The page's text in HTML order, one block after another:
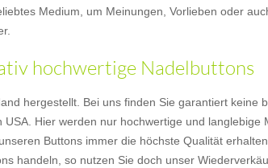
Medium, um Meinungen, Vorlieben oder
hochwertige Nadelbuttons
hergestellt. Bei uns finden Sie garantiert keine
Hier werden nur hochwertige und
Buttons immer die höchste Qualität
handeln, so nutzen Sie doch unser